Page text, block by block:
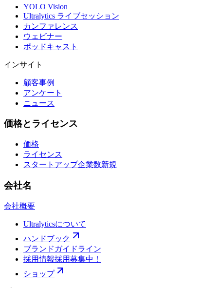
YOLO Vision
Ultralytics ライブセッション
カンファレンス
ウェビナー
ポッドキャスト
インサイト
顧客事例
アンケート
ニュース
価格とライセンス
価格
ライセンス
スタートアップ企業数新規
会社名
会社概要
Ultralyticsについて
ハンドブック
ブランドガイドライン
採用情報採用募集中！
ショップ